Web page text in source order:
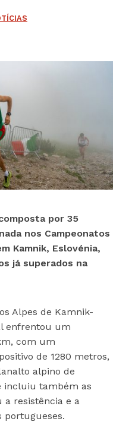
por 35
nos Campeonatos
Kamnik, Eslovénia,
já superados na
Alpes de Kamnik-
enfrentou um
com um
de 1280 metros,
alpino de
incluiu também as
a resistência e a
portugueses.